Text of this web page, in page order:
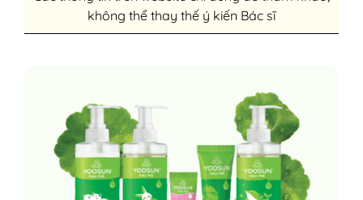
không thể thay thế ý kiến Bác sĩ